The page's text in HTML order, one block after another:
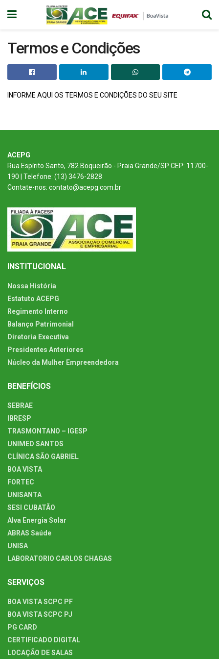
Termos e Condições
INFORME AQUI OS TERMOS E CONDIÇÕES DO SEU SITE
ACEPG
Rua Espírito Santo, 782 Boqueirão - Praia Grande/SP CEP: 11700-
190 | Telefone: (13) 3476-2828
Contate-nos: contato@acepg.com.br
INSTITUCIONAL
Nossa História
Estatuto ACEPG
Regimento Interno
Balanço Patrimonial
Diretoria Executiva
Presidentes Anteriores
Núcleo da Mulher Empreendedora
BENEFÍCIOS
SEBRAE
IBRESP
TRASMONTANO – IGESP
UNIMED SANTOS
CLÍNICA SÃO GABRIEL
BOA VISTA
FORTEC
UNISANTA
SESI CUBATÃO
Alva Energia Solar
ABRAS Saúde
UNISA
LABORATORIO CARLOS CHAGAS
SERVIÇOS
BOA VISTA SCPC PF
BOA VISTA SCPC PJ
PG CARD
CERTIFICADO DIGITAL
LOCAÇÃO DE SALAS